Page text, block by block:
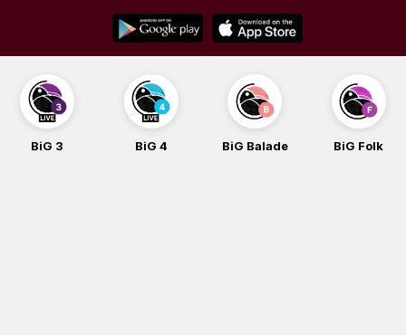
content
BiG 4 BiG Balade BiG Folk BiG iG